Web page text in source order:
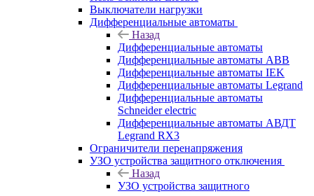
Выключатели нагрузки
Дифференциальные автоматы
Назад
Дифференциальные автоматы
Дифференциальные автоматы ABB
Дифференциальные автоматы IEK
Дифференциальные автоматы Legrand
Дифференциальные автоматы
Schneider electric
Дифференциальные автоматы АВДТ
Legrand RX3
Ограничители перенапряжения
УЗО устройства защитного отключения
Назад
УЗО устройства защитного